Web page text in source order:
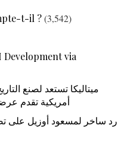
t-il ?(3,542)
via
ميتاليكا تستعد لصنع
أمريكية تقدم
رد ساخر لمسعود أوزيل على